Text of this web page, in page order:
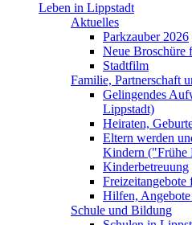
Leben in Lippstadt
Aktuelles
Parkzauber 2026
Neue Broschüre
Stadtfilm
Familie, Partnerschaft
Gelingendes
Lippstadt)
Heiraten,
Eltern werden
Kindern ("Frühe
Kinderbetreuung
Hilfen,
Schule und Bildung